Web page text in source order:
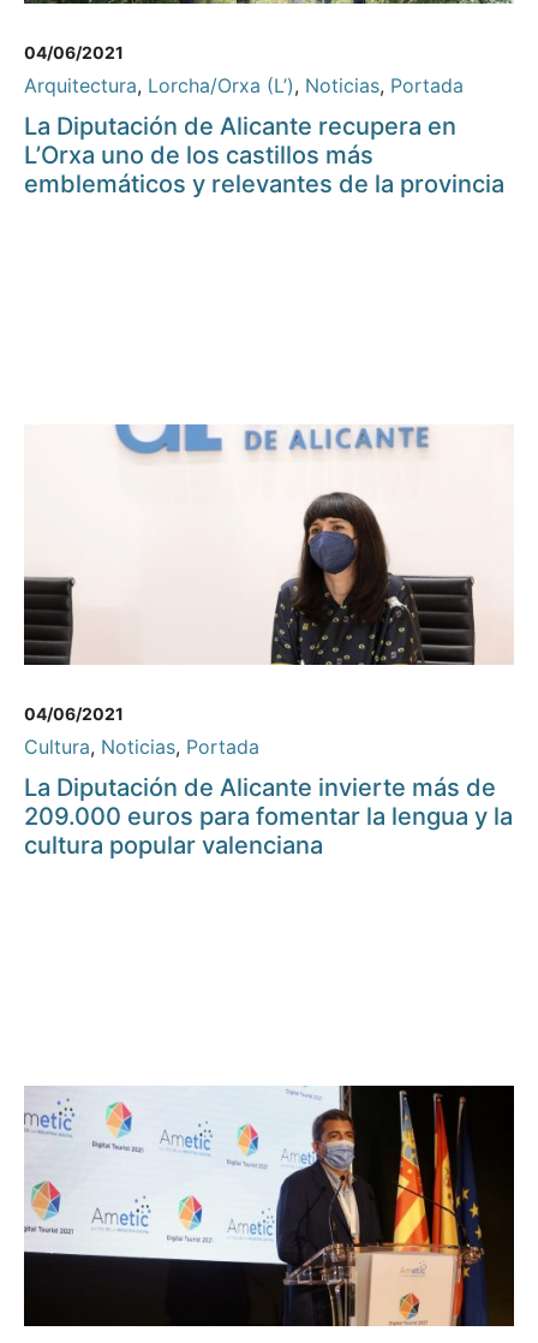
04/06/2021
Arquitectura, Lorcha/Orxa (L’), Noticias, Portada
La Diputación de Alicante recupera en
L’Orxa uno de los castillos más
emblemáticos y relevantes de la provincia
04/06/2021
Cultura, Noticias, Portada
La Diputación de Alicante invierte más de
209.000 euros para fomentar la lengua y la
cultura popular valenciana